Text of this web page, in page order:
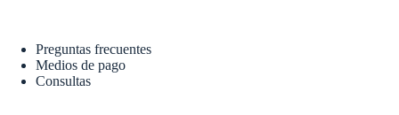
Preguntas frecuentes
Medios de pago
Consultas